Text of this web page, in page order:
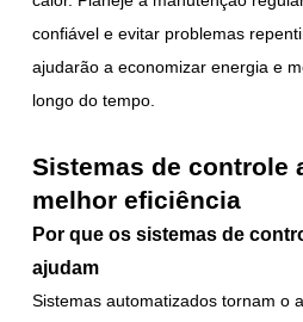
confiável e evitar problemas
ajudarão a economizar energia e
longo do tempo.
Sistemas de controle
melhor eficiência
Por que os sistemas de
ajudam
Sistemas automatizados tornam o